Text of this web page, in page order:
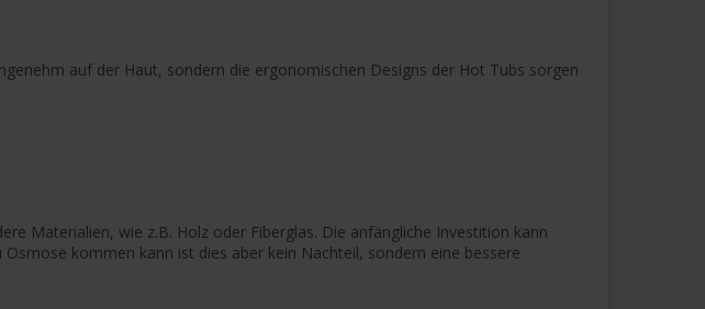
auf der Haut, sondern die ergonomischen Designs der Hot Tubs sorgen
Materialien, wie z.B. Holz oder Fiberglas. Die anfängliche Investition kann
kommen kann ist dies aber kein Nachteil, sondern eine bessere